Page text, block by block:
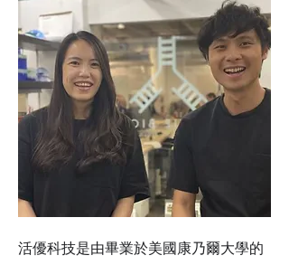
活優科技是由畢業於美國康乃爾大學的